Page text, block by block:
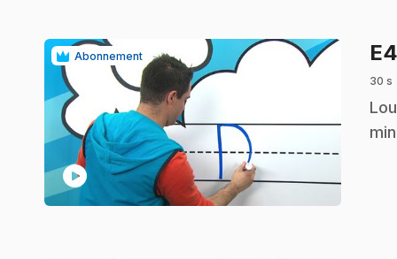
Abonnement
play_circle
E4
30 s
.